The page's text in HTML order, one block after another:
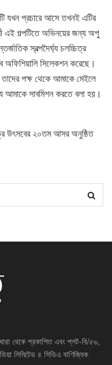
যখন প্রচারে আসে তখনই এটির
এই গল্পটিতে অভিনয়ের জন্য অপু
স্বল্পদৈর্ঘ্য চলচ্চিত্র
অফিশিয়ালি সিলেকশন করেছে।
পক্ষ থেকে আমাকে মেইলে
আমাকে সাবমিশন করতে বলা হয়।
উৎসবের ২০তম আসর অনুষ্ঠিত
থেকে প্রকাশিত এবং প্লট-বি/৫৬,
লিমিটেড ৪ সিডিএ বাণিজ্যিক